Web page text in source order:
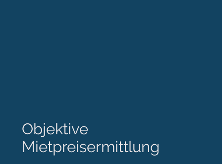
Objektive
Mietpreisermittlung